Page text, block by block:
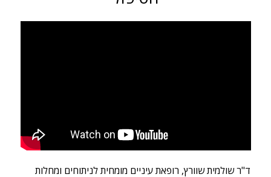
ד"ר שולמית שוורץ, רופאת עיניים מומחית לניתוחים ומחלות